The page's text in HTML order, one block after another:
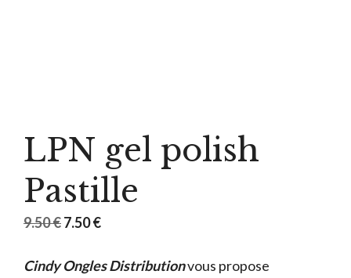
LPN gel polish
Pastille
9.50€Le
initial
7.50€Le
actuel
Cindy Ongles Distributionvous propose